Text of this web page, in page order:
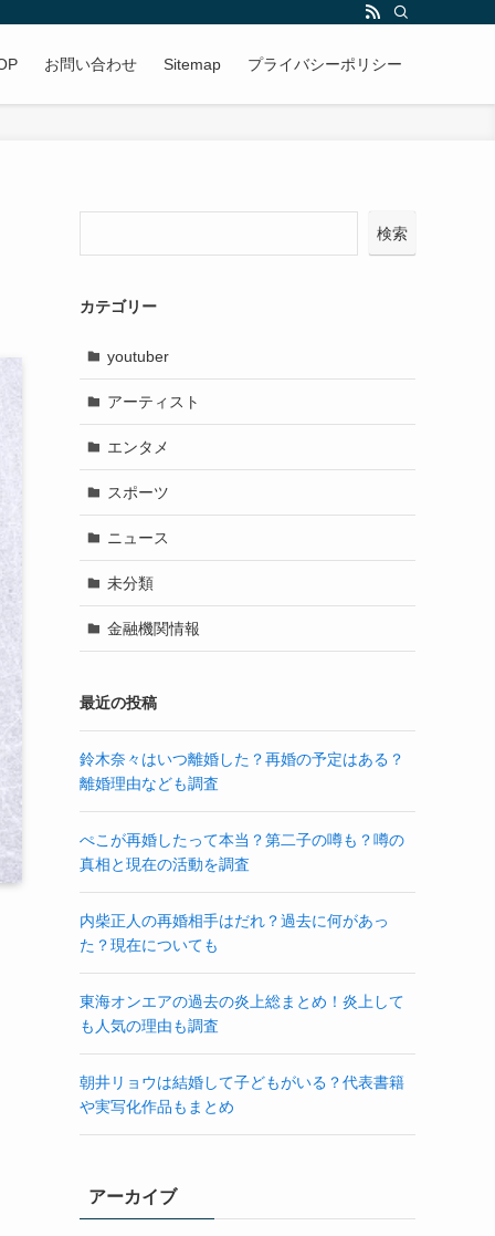
お問い合わせ Sitemap プライバシーポリシー
検索
カテゴリー
youtuber
アーティスト
エンタメ
スポーツ
ニュース
未分類
金融機関情報
最近の投稿
鈴木奈々はいつ離婚した？再婚の予定はある？
離婚理由なども調査
ぺこが再婚したって本当？第二子の噂も？噂の
真相と現在の活動を調査
内柴正人の再婚相手はだれ？過去に何があっ
た？現在についても
東海オンエアの過去の炎上総まとめ！炎上して
も人気の理由も調査
朝井リョウは結婚して子どもがいる？代表書籍
や実写化作品もまとめ
アーカイブ